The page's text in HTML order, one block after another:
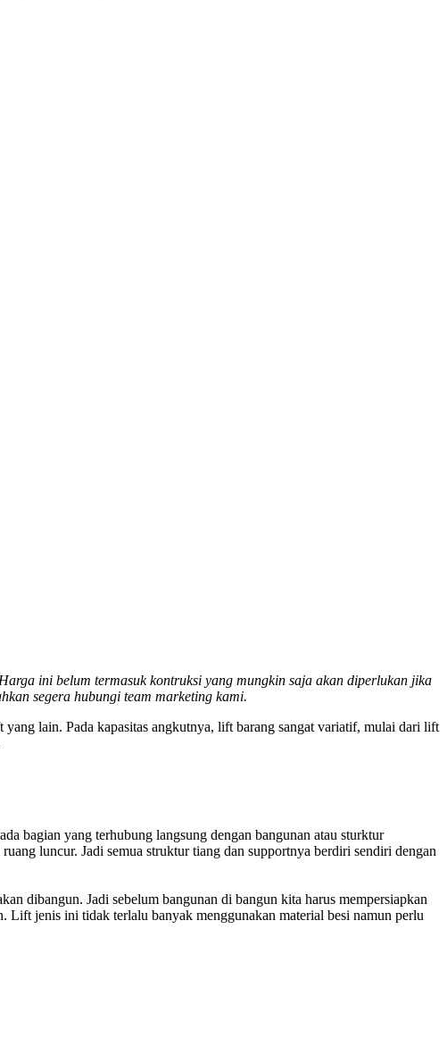
ini belum termasuk kontruksi yang mungkin saja akan diperlukan jika
segera hubungi team marketing kami.
lain. Pada kapasitas angkutnya, lift barang sangat variatif, mulai dari lift
bagian yang terhubung langsung dengan bangunan atau sturktur
luncur. Jadi semua struktur tiang dan supportnya berdiri sendiri dengan
dibangun. Jadi sebelum bangunan di bangun kita harus mempersiapkan
Lift jenis ini tidak terlalu banyak menggunakan material besi namun perlu